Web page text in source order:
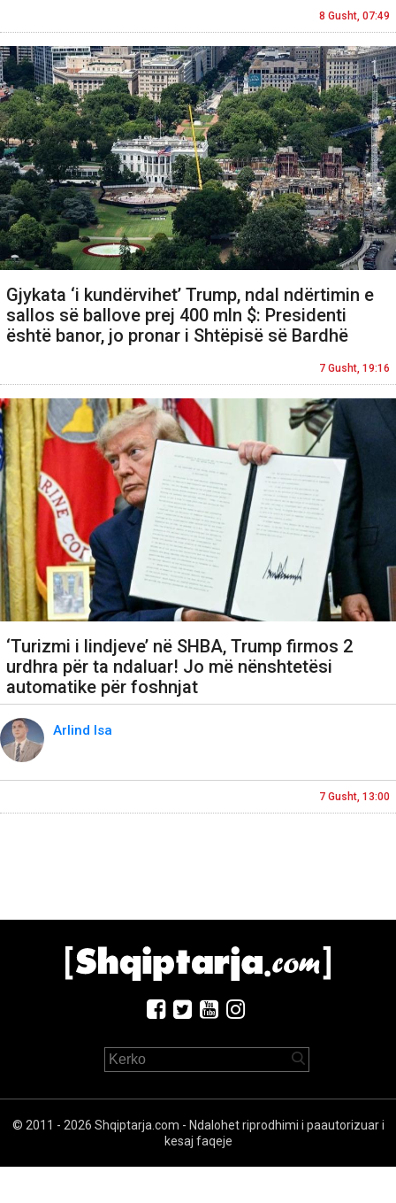
8 Gusht, 07:49
Gjykata ‘i kundërvihet’ Trump, ndal ndërtimin e
sallos së ballove prej 400 mln $: Presidenti
është banor, jo pronar i Shtëpisë së Bardhë
7 Gusht, 19:16
‘Turizmi i lindjeve’ në SHBA, Trump firmos 2
urdhra për ta ndaluar! Jo më nënshtetësi
automatike për foshnjat
Arlind Isa
7 Gusht, 13:00
© 2011 - 2026 Shqiptarja.com - Ndalohet riprodhimi i paautorizuar i
kesaj faqeje